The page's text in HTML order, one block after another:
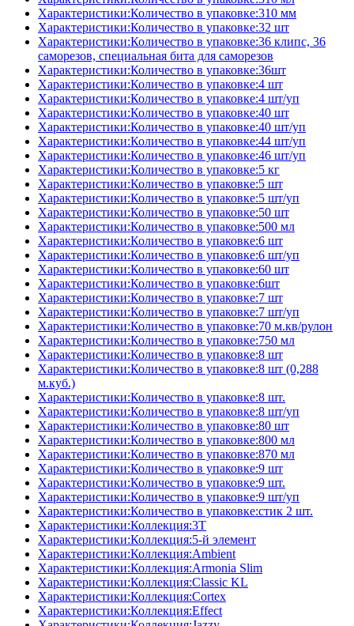
Характеристики:Количество в упаковке:310 мм
Характеристики:Количество в упаковке:32 шт
Характеристики:Количество в упаковке:36 клипс, 36
саморезов, специальная бита для саморезов
Характеристики:Количество в упаковке:36шт
Характеристики:Количество в упаковке:4 шт
Характеристики:Количество в упаковке:4 шт/уп
Характеристики:Количество в упаковке:40 шт
Характеристики:Количество в упаковке:40 шт/уп
Характеристики:Количество в упаковке:44 шт/уп
Характеристики:Количество в упаковке:46 шт/уп
Характеристики:Количество в упаковке:5 кг
Характеристики:Количество в упаковке:5 шт
Характеристики:Количество в упаковке:5 шт/уп
Характеристики:Количество в упаковке:50 шт
Характеристики:Количество в упаковке:500 мл
Характеристики:Количество в упаковке:6 шт
Характеристики:Количество в упаковке:6 шт/уп
Характеристики:Количество в упаковке:60 шт
Характеристики:Количество в упаковке:6шт
Характеристики:Количество в упаковке:7 шт
Характеристики:Количество в упаковке:7 шт/уп
Характеристики:Количество в упаковке:70 м.кв/рулон
Характеристики:Количество в упаковке:750 мл
Характеристики:Количество в упаковке:8 шт
Характеристики:Количество в упаковке:8 шт (0,288
м.куб.)
Характеристики:Количество в упаковке:8 шт.
Характеристики:Количество в упаковке:8 шт/уп
Характеристики:Количество в упаковке:80 шт
Характеристики:Количество в упаковке:800 мл
Характеристики:Количество в упаковке:870 мл
Характеристики:Количество в упаковке:9 шт
Характеристики:Количество в упаковке:9 шт.
Характеристики:Количество в упаковке:9 шт/уп
Характеристики:Количество в упаковке:стик 2 шт.
Характеристики:Коллекция:3T
Характеристики:Коллекция:5-й элемент
Характеристики:Коллекция:Ambient
Характеристики:Коллекция:Armonia Slim
Характеристики:Коллекция:Classic KL
Характеристики:Коллекция:Cortex
Характеристики:Коллекция:Effect